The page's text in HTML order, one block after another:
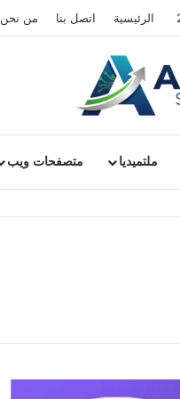
الرئيسية اتصل بنا من نحن
ملتميديا متصفحات ويب